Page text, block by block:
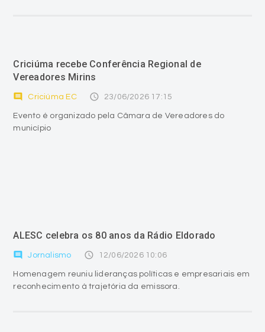
Criciúma recebe Conferência Regional de
Vereadores Mirins
comment Criciúma EC access_time 23/06/2026 17:15
Evento é organizado pela Câmara de Vereadores do
município
ALESC celebra os 80 anos da Rádio Eldorado
comment Jornalismo access_time 12/06/2026 10:06
Homenagem reuniu lideranças políticas e empresariais em
reconhecimento à trajetória da emissora.